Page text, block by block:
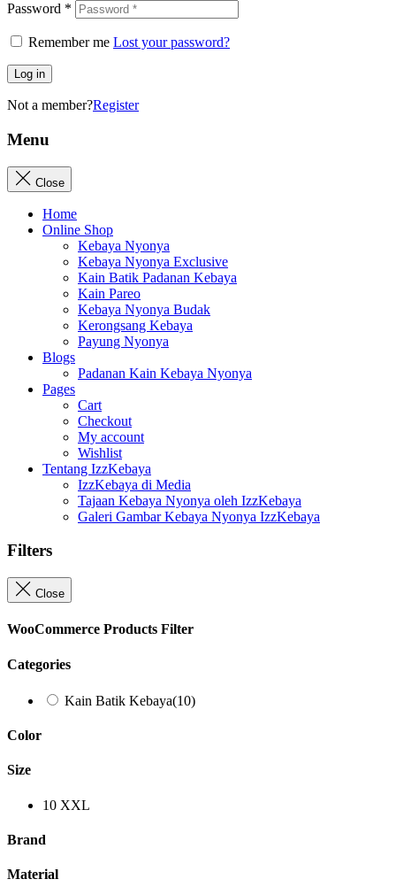
Password *
Remember me Lost your password?
Log in
Not a member?Register
Menu
Close
Home
Online Shop
Kebaya Nyonya
Kebaya Nyonya Exclusive
Kain Batik Padanan Kebaya
Kain Pareo
Kebaya Nyonya Budak
Kerongsang Kebaya
Payung Nyonya
Blogs
Padanan Kain Kebaya Nyonya
Pages
Cart
Checkout
My account
Wishlist
Tentang IzzKebaya
IzzKebaya di Media
Tajaan Kebaya Nyonya oleh IzzKebaya
Galeri Gambar Kebaya Nyonya IzzKebaya
Filters
Close
WooCommerce Products Filter
Categories
Kain Batik Kebaya(10)
Color
Size
10 XXL
Brand
Material